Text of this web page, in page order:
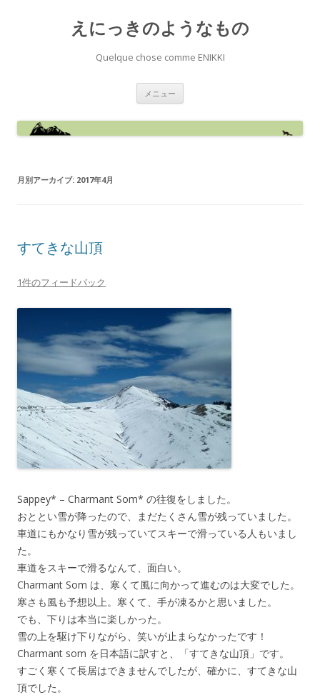
えにっきのようなもの
Quelque chose comme ENIKKI
メニュー
ン
へ
月別アーカイブ: 2017年4月
すてきな山頂
1件のフィードバック
Sappey* – Charmant Som* の往復をしました。
おととい雪が降ったので、まだたくさん雪が残っていました。
車道にもかなり雪が残っていてスキーで滑っている人もいまし
た。
車道をスキーで滑るなんて、面白い。
Charmant Som は、寒くて風に向かって進むのは大変でした。
寒さも風も予想以上。寒くて、手が凍るかと思いました。
でも、下りは本当に楽しかった。
雪の上を駆け下りながら、笑いが止まらなかったです！
Charmant som を日本語に訳すと、「すてきな山頂」です。
すごく寒くて長居はできませんでしたが、確かに、すてきな山
頂でした。